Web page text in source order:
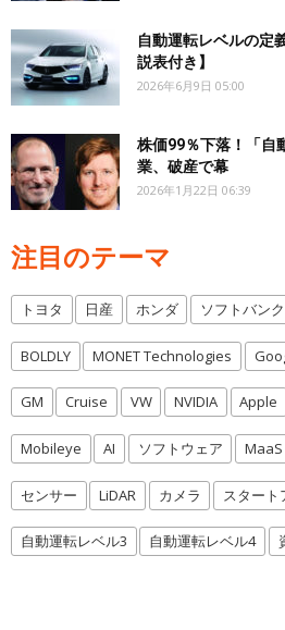
自動運転レベルの定
説表付き】
2026年6月9日 05:00
株価99％下落！「自
業、破産で幕
2026年1月22日 06:39
注目のテーマ
トヨタ 日産 ホンダ ソフトバンク
BOLDLY MONET Technologies
GM Cruise VW NVIDIA Apple
Mobileye AI ソフトウェア MaaS
センサー LiDAR カメラ スタート
自動運転レベル3 自動運転レベル4